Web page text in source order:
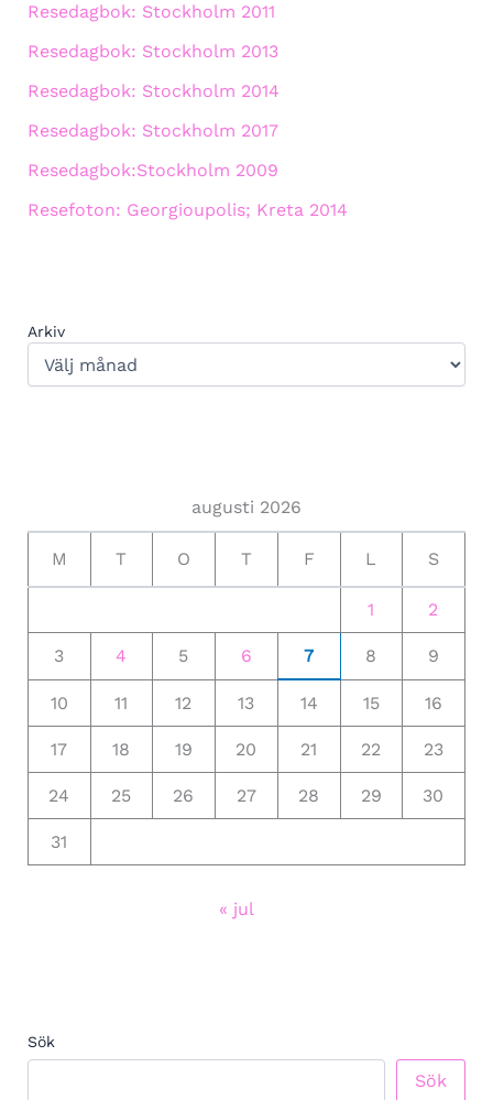
Resedagbok: Stockholm 2011
Resedagbok: Stockholm 2013
Resedagbok: Stockholm 2014
Resedagbok: Stockholm 2017
Resedagbok:Stockholm 2009
Resefoton: Georgioupolis; Kreta 2014
Arkiv
augusti 2026
M T O T F L S
1 2
3 4 5 6 7 8 9
10 11 12 13 14 15 16
17 18 19 20 21 22 23
24 25 26 27 28 29 30
31
« jul
Sök
Sök